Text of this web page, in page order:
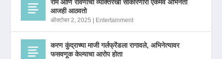
राम आणि रावणाची व्यक्तिरेखा साकारणारा एकमेव अभिनेता
आजही आठवतो
ऑक्टोबर 2, 2025 Entertainment
करण कुंद्राच्या माजी गर्लफ्रेंडला रागावले, अभिनेत्यावर
फसवणूक केल्याचा आरोप होता